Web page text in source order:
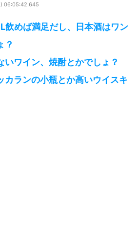
06:05:42.645
飲めば満足だし、日本酒はワン
？
いワイン、焼酎とかでしょ？
カランの小瓶とか高いウイスキ